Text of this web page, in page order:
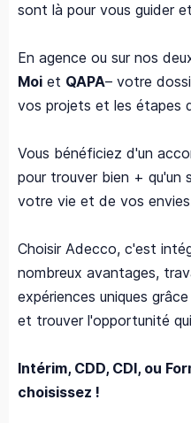
sont là pour vous guider
En agence ou sur nos
Moi et QAPA– votre
vos projets et les étapes
Vous bénéficiez d'un
pour trouver bien + qu'un
votre vie et de vos
Choisir Adecco, c'est
nombreux avantages,
expériences uniques
et trouver l'opportunité
Intérim, CDD, CDI, ou
choisissez !